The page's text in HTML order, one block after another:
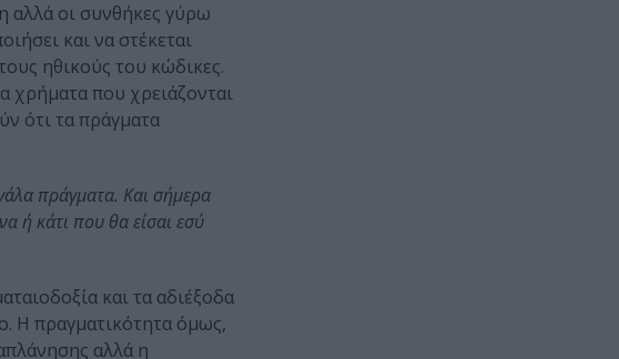
αλλά οι συνθήκες γύρω
και να στέκεται
ηθικούς του κώδικες.
χρήματα που χρειάζονται
ότι τα πράγματα
πράγματα. Και σήμερα
ή κάτι που θα είσαι εσύ
και τα αδιέξοδα
Η πραγματικότητα όμως,
αλλά η